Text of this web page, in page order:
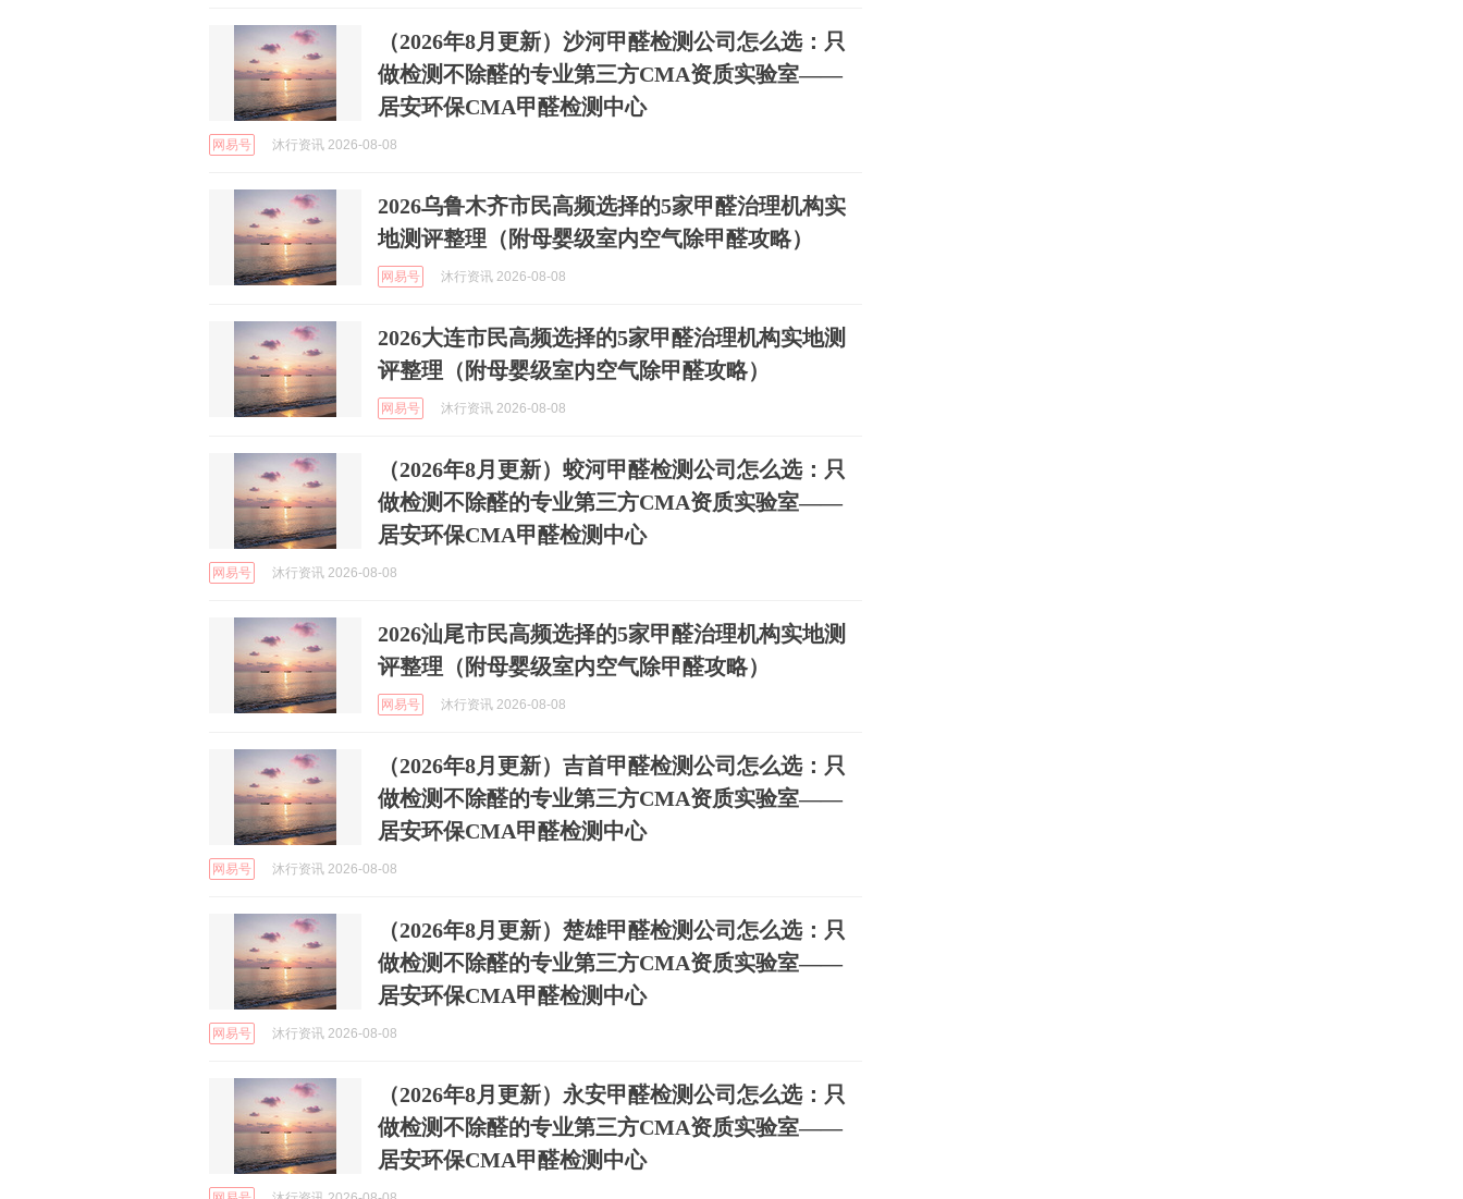
（2026年8月更新）沙河甲醛检测公司怎么选：只
做检测不除醛的专业第三方CMA资质实验室——
居安环保CMA甲醛检测中心
网易号 沐行资讯 2026-08-08
2026乌鲁木齐市民高频选择的5家甲醛治理机构实
地测评整理（附母婴级室内空气除甲醛攻略）
网易号 沐行资讯 2026-08-08
2026大连市民高频选择的5家甲醛治理机构实地测
评整理（附母婴级室内空气除甲醛攻略）
网易号 沐行资讯 2026-08-08
（2026年8月更新）蛟河甲醛检测公司怎么选：只
做检测不除醛的专业第三方CMA资质实验室——
居安环保CMA甲醛检测中心
网易号 沐行资讯 2026-08-08
2026汕尾市民高频选择的5家甲醛治理机构实地测
评整理（附母婴级室内空气除甲醛攻略）
网易号 沐行资讯 2026-08-08
（2026年8月更新）吉首甲醛检测公司怎么选：只
做检测不除醛的专业第三方CMA资质实验室——
居安环保CMA甲醛检测中心
网易号 沐行资讯 2026-08-08
（2026年8月更新）楚雄甲醛检测公司怎么选：只
做检测不除醛的专业第三方CMA资质实验室——
居安环保CMA甲醛检测中心
网易号 沐行资讯 2026-08-08
（2026年8月更新）永安甲醛检测公司怎么选：只
做检测不除醛的专业第三方CMA资质实验室——
居安环保CMA甲醛检测中心